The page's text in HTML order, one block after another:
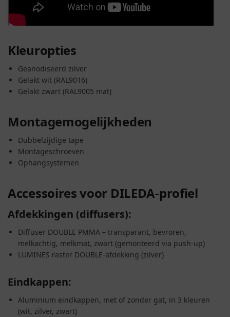
Kleuropties
Geanodiseerd zilver
Gelakt wit (RAL9016)
Gelakt zwart (RAL9005 mat)
Montagemogelijkheden
Dubbelzijdige tape
Montageschroeven
Ophangsystemen
Accessoires voor DILEDA-profiel
Afdekkingen (diffusers):
Diffuser DOUBLE PMMA – transparant, bevroren,
melkachtig, melkmat, zwart (gemonteerd via push-up)
LUMINES raster DOUBLE-afdekking (zilver)
Eindkappen:
Aluminium eindkappen, met of zonder gat, in 3 kleuren
(wit, zilver, zwart)